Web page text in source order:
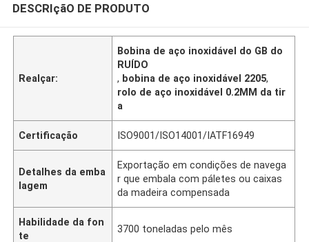
DESCRIçãO DE PRODUTO
Realçar:
Bobina de aço inoxidável do GB do
RUÍDO
, bobina de aço inoxidável 2205,
rolo de aço inoxidável 0.2MM da tir
a
Certificação ISO9001/ISO14001/IATF16949
Detalhes da emba
lagem
Exportação em condições de navega
r que embala com páletes ou caixas
da madeira compensada
Habilidade da fon
te
3700 toneladas pelo mês